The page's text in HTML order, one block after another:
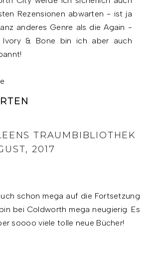
Rezensionen abwarten - ist ja
anderes Genre als die Again -
Ivory & Bone bin ich aber auch
TRAUMBIBLIOTHEK
2017
schon mega auf die Fortsetzung
bei Coldworth mega neugierig. Es
soooo viele tolle neue Bücher!